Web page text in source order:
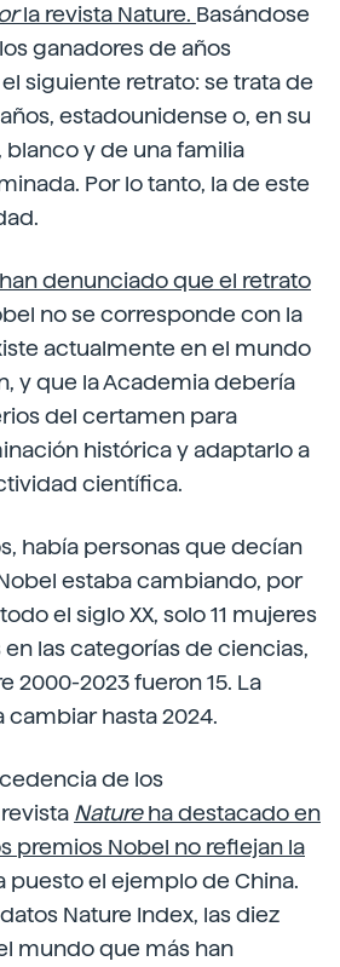
la revista Nature. Basándose
ganadores de años
siguiente retrato: se trata de
estadounidense o, en su
y de una familia
Por lo tanto, la de este
denunciado que el retrato
no se corresponde con la
actualmente en el mundo
y que la Academia debería
del certamen para
histórica y adaptarlo a
científica.
había personas que decían
estaba cambiando, por
el siglo XX, solo 11 mujeres
las categorías de ciencias,
2000-2023 fueron 15. La
hasta 2024.
de los
Natureha destacado en
premios Nobel no reflejan la
puesto el ejemplo de China.
Nature Index, las diez
mundo que más han